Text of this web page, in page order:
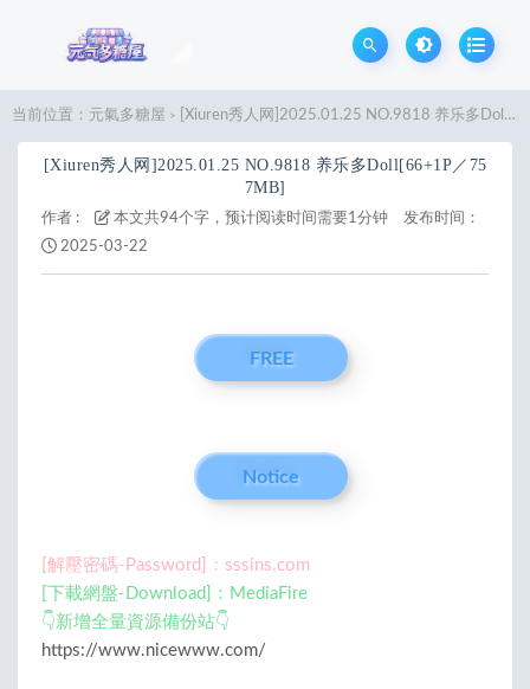
当前位置： 元氣多糖屋 > [Xiuren秀人网]2025.01.25 NO.9818 养乐多Doll[66+1P／757MB]
[Xiuren秀人网]2025.01.25 NO.9818 养乐多Doll[66+1P／75
7MB]
作者 : 本文共94个字，预计阅读时间需要1分钟
发布时间：
2025-03-22
FREE
Notice
[解壓密碼-Password]：sssins.com
[下載網盤-Download]：MediaFire
👇新增全量資源備份站👇
https://www.nicewww.com/